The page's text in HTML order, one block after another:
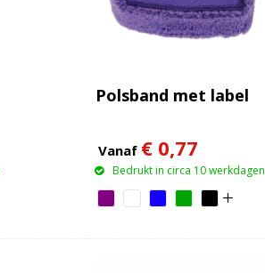
Polsband met label
Vanaf € 0,77
Bedrukt in circa 10 werkdagen